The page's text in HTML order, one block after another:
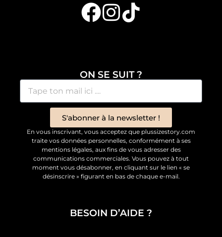
ON SE SUIT ?
S'abonner à la newsletter !
En vous inscrivant, vous acceptez que plussizestory.com
traite vos données personnelles, conformément à ses
mentions légales, aux fins de vous adresser des
communications commerciales. Vous pouvez à tout
moment vous désabonner, en cliquant sur le lien « se
désinscrire » figurant en bas de chaque e-mail.
BESOIN D’AIDE ?